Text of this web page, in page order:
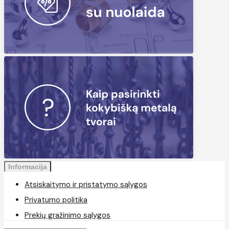
Informacija
Atsiskaitymo ir pristatymo sąlygos
Privatumo politika
Prekių gražinimo sąlygos